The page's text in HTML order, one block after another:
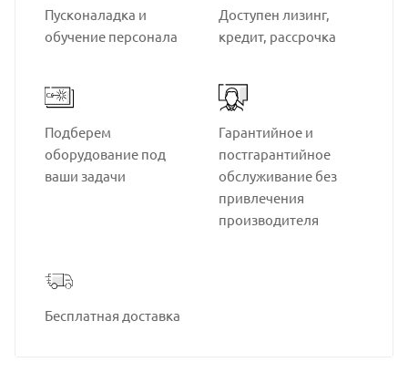
Пусконаладка и
обучение персонала
Доступен лизинг,
кредит, рассрочка
Подберем
оборудование под
ваши задачи
Гарантийное и
постгарантийное
обслуживание без
привлечения
производителя
Бесплатная доставка